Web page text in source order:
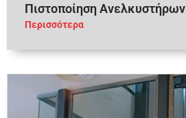
Πιστοποίηση Ανελκυστήρων
Περισσότερα